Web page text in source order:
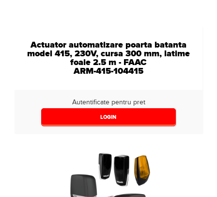
Actuator automatizare poarta batanta
model 415, 230V, cursa 300 mm, latime
foaie 2.5 m - FAAC
ARM-415-104415
Autentificate pentru pret
LOGIN